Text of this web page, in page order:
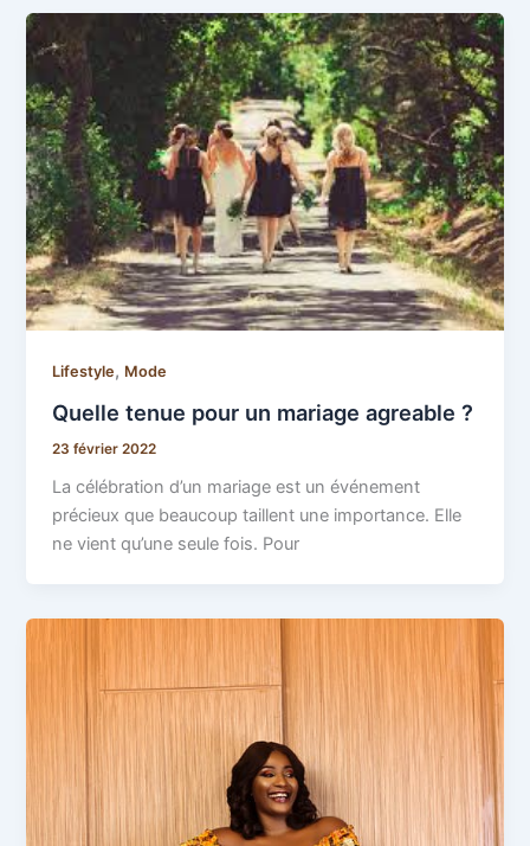
Lifestyle, Mode
Quelle tenue pour un mariage agreable ?
23 février 2022
La célébration d’un mariage est un événement
précieux que beaucoup taillent une importance. Elle
ne vient qu’une seule fois. Pour